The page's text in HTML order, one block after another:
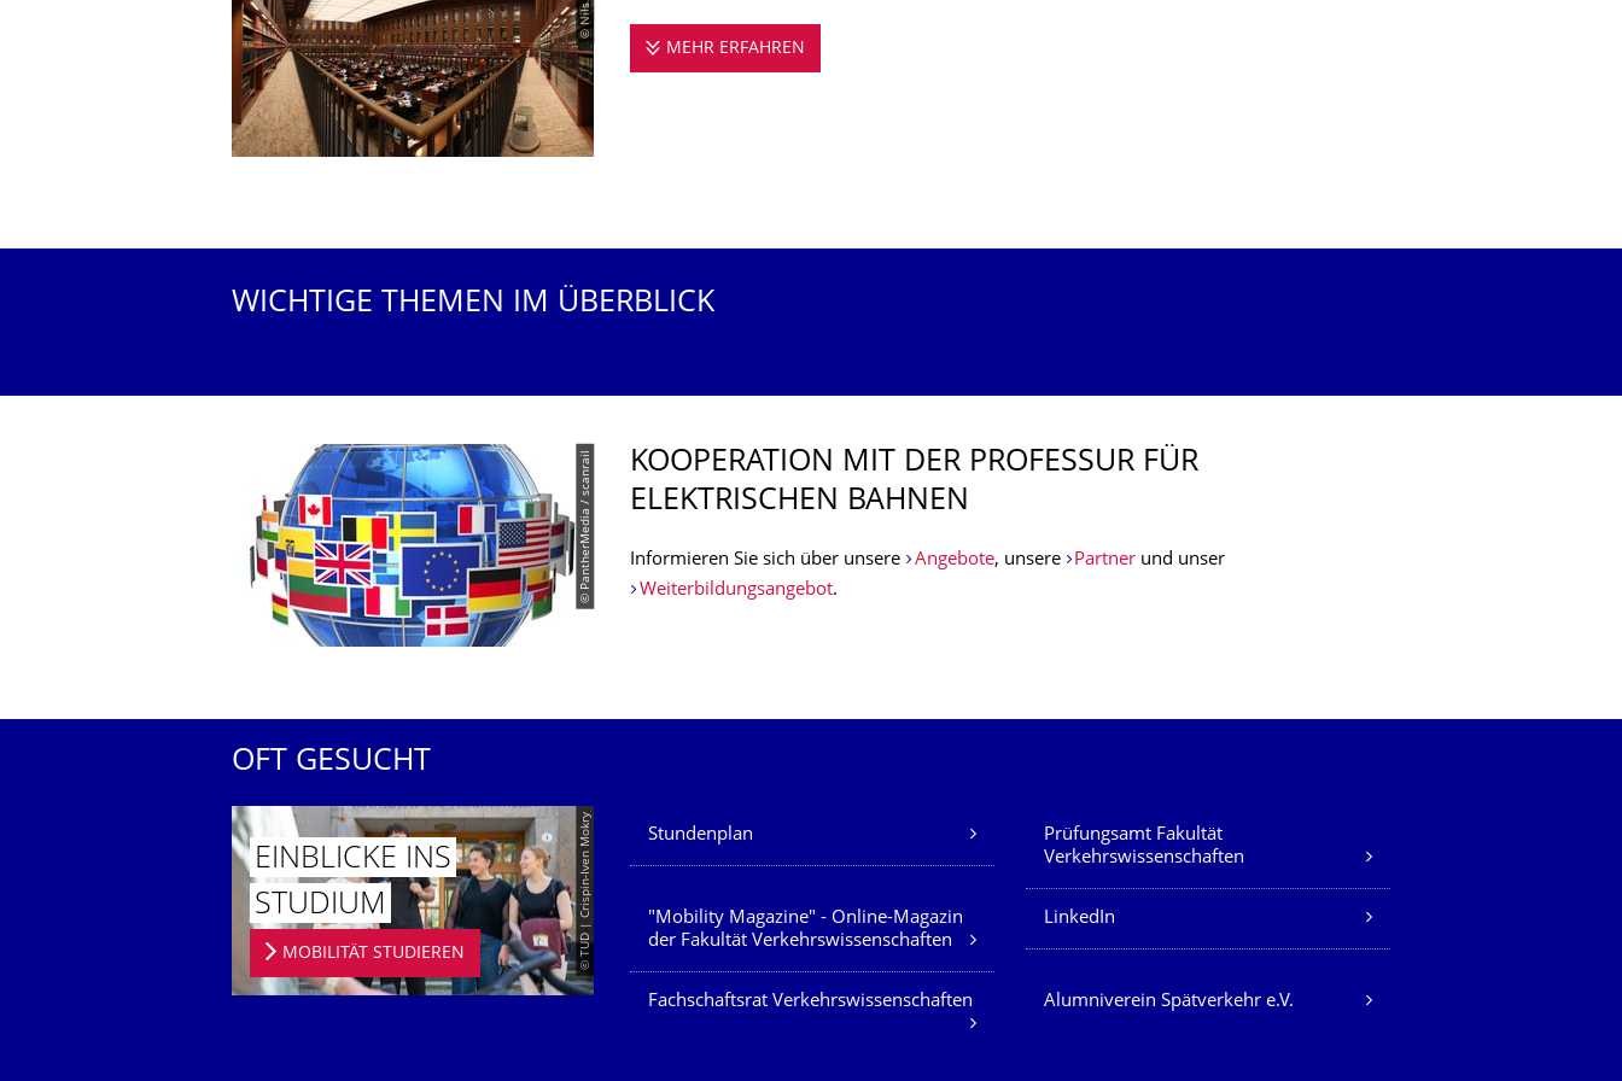
MEHR ERFAHREN
WICHTIGE THEMEN IM ÜBERBLICK
© PantherMedia / scanrail
KOOPERATION MIT DER PROFESSUR FÜR
ELEKTRISCHEN BAHNEN
Informieren Sie sich über unsere Angebote, unsere Partner und unser
Weiterbildungsangebot.
OFT GESUCHT
© TUD | Crispin-Iven Mokry
EINBLICKE INS
STUDIUM
MOBILITÄT STUDIEREN
Unsere Dienste
Stundenplan
Prüfungsamt Fakultät
Verkehrswissenschaften
"Mobility Magazine" - Online-Magazin
der Fakultät Verkehrswissenschaften
LinkedIn
Fachschaftsrat Verkehrswissenschaften Alumniverein Spätverkehr e.V.